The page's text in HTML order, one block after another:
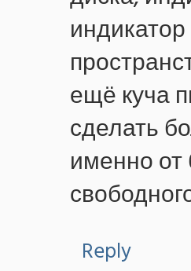
ещё куча
сделать
именно от
Reply